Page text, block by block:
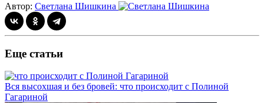
Автор: Светлана Шишкина
Еще статьи
Вся высохшая и без бровей: что происходит с Полиной
Гагариной